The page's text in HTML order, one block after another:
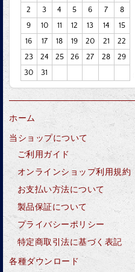
2
3 4 5 6 7
8
9
10 11 12 13 14
15
16
17 18 19 20 21
22
23
24 25 26 27 28
29
30
31
ホーム
当ショップについて
ご利用ガイド
オンラインショップ利用規約
お支払い方法について
製品保証について
プライバシーポリシー
特定商取引法に基づく表記
各種ダウンロード